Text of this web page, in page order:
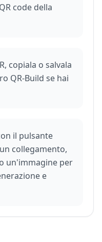
code della
copiala o salvala
QR-Build se hai
il pulsante
collegamento,
un'immagine per
e